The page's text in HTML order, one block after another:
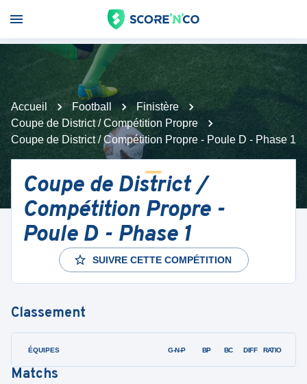
Accueil Football
Finistère
Coupe de District / Compétition Propre
Coupe de District / Compétition Propre - Poule D - Phase 1
Coupe de District /
Compétition Propre -
Poule D - Phase 1
SUIVRE CETTE COMPÉTITION
Classement
ÉQUIPES G-N-P BP BC DIFF RATIO
Matchs